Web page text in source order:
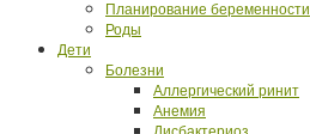
Планирование беременности
Роды
Дети
Болезни
Аллергический ринит
Анемия